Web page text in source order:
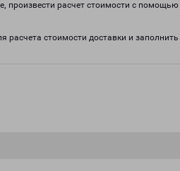
расчет стоимости с
стоимости доставки и